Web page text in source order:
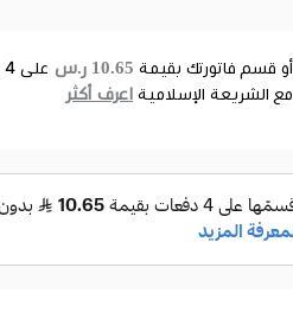
أو قسم فاتورتك بقيمة 10.65 ر.س على 4
مع الشريعة الإسلامية اعرف أكثر